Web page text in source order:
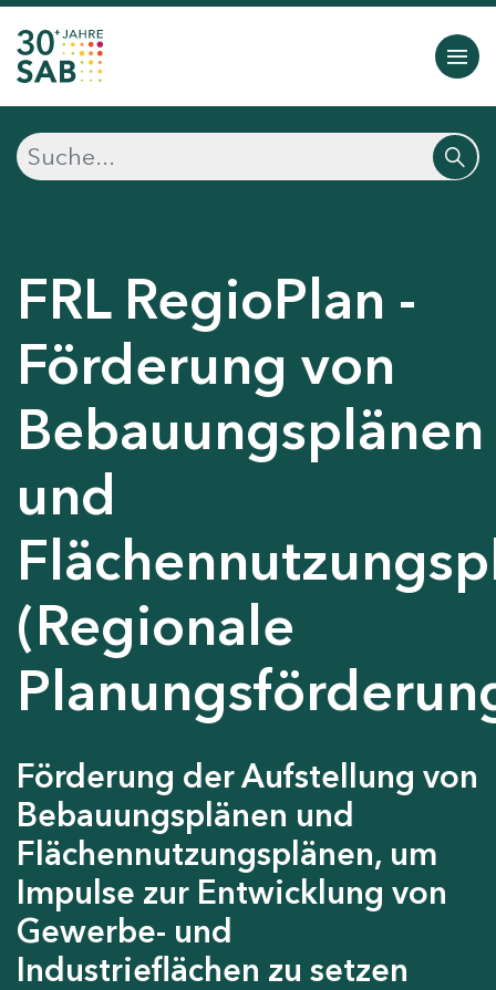
FRL RegioPlan -
Förderung von
Bebauungsplänen
und
(Regionale
Förderung der Aufstellung von
Bebauungsplänen und
Flächennutzungsplänen, um
Impulse zur Entwicklung von
Gewerbe- und
Industrieflächen zu setzen